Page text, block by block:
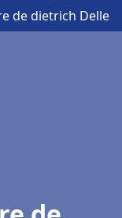
de dietrich Delle